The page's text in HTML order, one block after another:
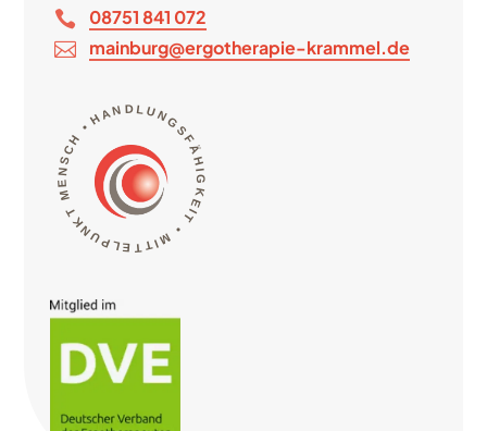
 08751 841 072
 mainburg@ergotherapie-krammel.de
HANDLUNGSFÄHIGKEIT • MITTELPUNKT MENSCH
•